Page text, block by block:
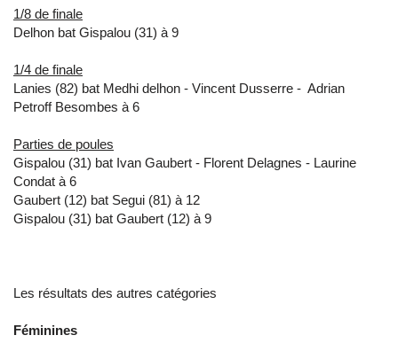
1/8 de finale
Delhon bat Gispalou (31) à 9
1/4 de finale
Lanies (82) bat Medhi delhon - Vincent Dusserre - Adrian
Petroff Besombes à 6
Parties de poules
Gispalou (31) bat Ivan Gaubert - Florent Delagnes - Laurine
Condat à 6
Gaubert (12) bat Segui (81) à 12
Gispalou (31) bat Gaubert (12) à 9
Les résultats des autres catégories
Féminines